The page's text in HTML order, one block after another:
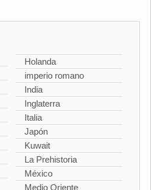
Holanda
imperio romano
India
Inglaterra
Italia
Japón
Kuwait
La Prehistoria
México
Medio Oriente